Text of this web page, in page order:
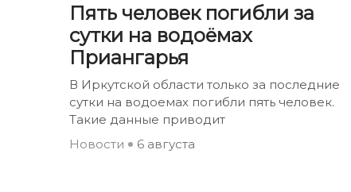
Пять человек погибли за
сутки на водоёмах
Приангарья
В Иркутской области только за последние
сутки на водоемах погибли пять человек.
Такие данные приводит
Новости
6 августа